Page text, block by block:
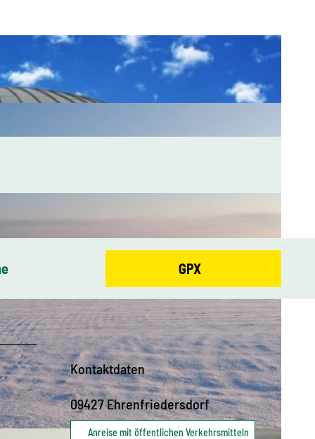
GPX
Kontaktdaten
09427Ehrenfriedersdorf
Anreise mit öffentlichen Verkehrsmitteln